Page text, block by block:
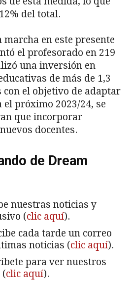
del total.
marcha en este presente
el profesorado en 219
una inversión en
de más de 1,3
con el objetivo de adaptar
el próximo 2023/24, se
que incorporar
docentes.
de Dream
nuestras noticias y
(clic aquí).
cada tarde un correo
noticias (clic aquí).
para ver nuestros
(clic aquí).